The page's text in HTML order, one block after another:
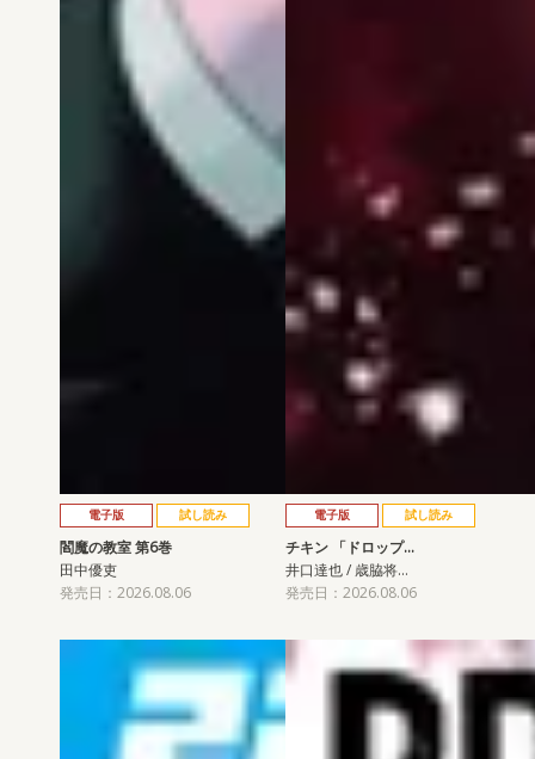
電子版 試し読み
閻魔の教室 第6巻
田中優吏
発売日：2026.08.06
電子版 試し読み
チキン 「ドロップ…
井口達也 / 歳脇将…
発売日：2026.08.06